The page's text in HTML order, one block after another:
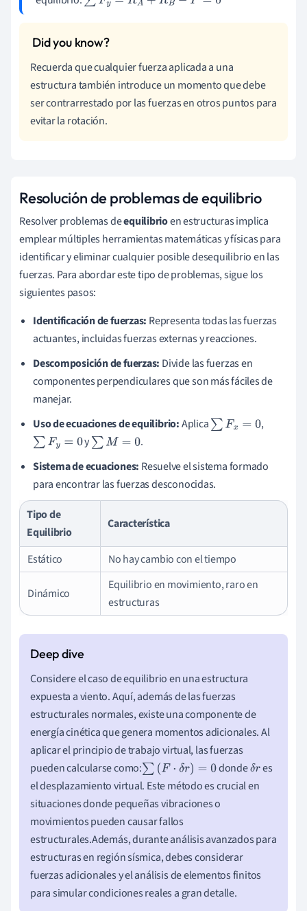
Recuerda que cualquier fuerza aplicada a una
estructura también introduce un momento que debe
ser contrarrestado por las fuerzas en otros puntos para
evitar la rotación.
Resolución de problemas de equilibrio
Resolver problemas deequilibrioen estructuras implica
emplear múltiples herramientas matemáticas y físicas para
identificar y eliminar cualquier posible desequilibrio en las
fuerzas. Para abordar este tipo de problemas, sigue los
siguientes pasos:
Identificación de fuerzas: Representa todas las fuerzas
actuantes, incluidas fuerzas externas y reacciones.
Descomposición de fuerzas: Divide las fuerzas en
componentes perpendiculares que son más fáciles de
manejar.
Uso de ecuaciones de equilibrio:Aplica ∑Fx=0
,
∑Fy=0 y ∑M=0
.
Sistema de ecuaciones: Resuelve el sistema formado
para encontrar las fuerzas desconocidas.
Tipo de
Equilibrio
Característica
Estático No hay cambio con el tiempo
Dinámico
Equilibrio en movimiento, raro en
estructuras
Considere el caso de equilibrio en una estructura
expuesta a viento. Aquí, además de las fuerzas
estructurales normales, existe una componente de
energía cinética que genera momentos adicionales. Al
aplicar el principio de trabajo virtual, las fuerzas
pueden calcularse como:∑(F ⋅δr)= 0 dondeδres
el desplazamiento virtual. Este método es crucial en
situaciones donde pequeñas vibraciones o
movimientos pueden causar fallos
estructurales.Además, durante análisis avanzados para
estructuras en región sísmica, debes considerar
fuerzas adicionales y el análisis de elementos finitos
para simular condiciones reales a gran detalle.